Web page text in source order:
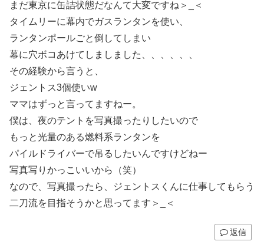
まだ東京に缶詰状態だなんて大変ですね＞_＜
タイムリーに幕内でガスランタンを使い、
ランタンポールごと倒してしまい
幕に穴ボコあけてしましました、、、、、、
その経験から言うと、
ジェントス3個使いw
ママはずっと言ってますねー。
僕は、夜のテントを写真撮ったりしたいので
もっと光量のある燃料系ランタンを
パイルドライバーで吊るしたいんですけどねー
写真写りかっこいいから（笑）
なので、写真撮ったら、ジェントスくんに仕事してもらう
二刀流を目指そうかと思ってます＞_＜
返信